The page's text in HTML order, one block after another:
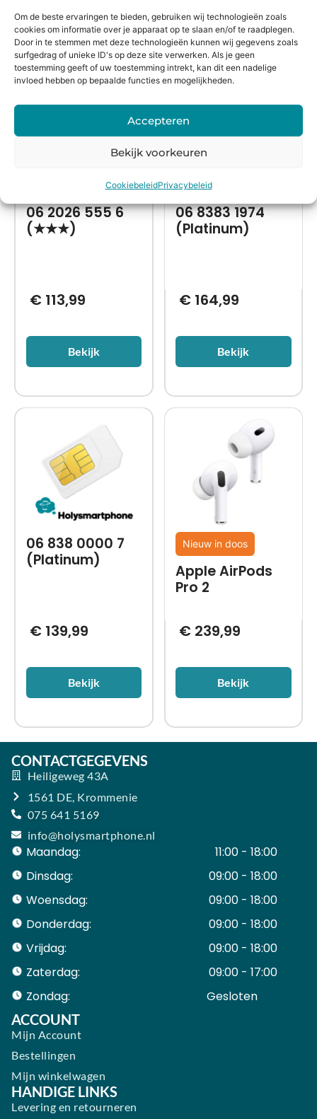
Om de beste ervaringen te bieden, gebruiken wij technologieën zoals
cookies om informatie over je apparaat op te slaan en/of te raadplegen.
Door in te stemmen met deze technologieën kunnen wij gegevens zoals
surfgedrag of unieke ID's op deze site verwerken. Als je geen
toestemming geeft of uw toestemming intrekt, kan dit een nadelige
invloed hebben op bepaalde functies en mogelijkheden.
Accepteren
Bekijk voorkeuren
CookiebeleidPrivacybeleid
Alternatieven
06 2026 555 6
(★★★)
€113,99
Bekijk
06 8383 1974
(Platinum)
€ 164,99
Bekijk
06 838 0000 7
(Platinum)
€139,99
Bekijk
Nieuw in doos
Apple AirPods
Pro 2
€ 239,99
Bekijk
CONTACTGEGEVENS
Heiligeweg 43A
1561 DE, Krommenie
075 641 5169
info@holysmartphone.nl
Maandag:
11:00 - 18:00
Dinsdag:
09:00 - 18:00
Woensdag:
09:00 - 18:00
Donderdag:
09:00 - 18:00
Vrijdag:
09:00 - 18:00
Zaterdag:
09:00 - 17:00
Zondag:
Gesloten ​ ​ ​ ​ ​ ​ ​
ACCOUNT
Mijn Account
Bestellingen
Mijn winkelwagen
HANDIGE LINKS
Levering en retourneren